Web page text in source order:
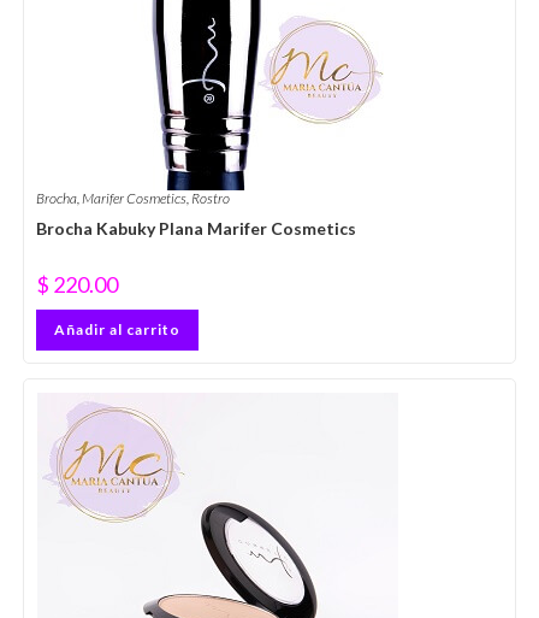
Brocha, Marifer Cosmetics, Rostro
Brocha Kabuky Plana Marifer Cosmetics
$ 220.00
Añadir al carrito